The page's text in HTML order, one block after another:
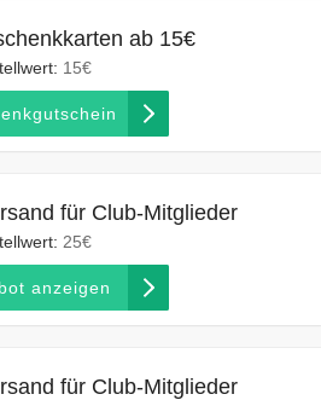
ab 15€
15€
für Club-Mitglieder
25€
anzeigen
für Club-Mitglieder